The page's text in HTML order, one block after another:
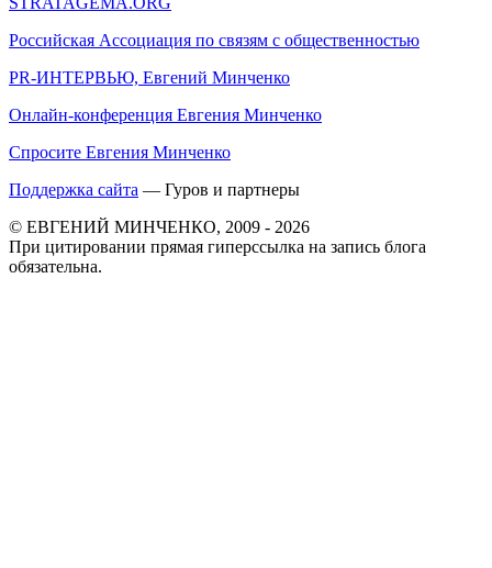
Российская Ассоциация по связям с общественностью
PR-ИНТЕРВЬЮ, Евгений Минченко
Онлайн-конференция Евгения Минченко
Спросите Евгения Минченко
Поддержка сайта — Гуров и партнеры
© ЕВГЕНИЙ МИНЧЕНКО, 2009 - 2026
При цитировании прямая гиперссылка на запись блога
обязательна.